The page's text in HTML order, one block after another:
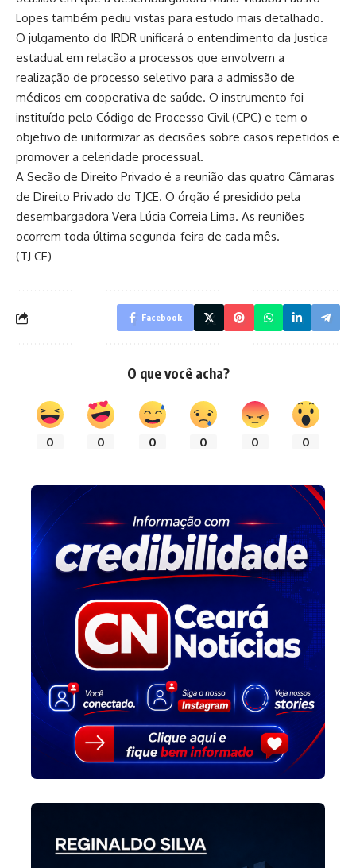
Lopes também pediu vistas para estudo mais detalhado.
O julgamento do IRDR unificará o entendimento da Justiça
estadual em relação a processos que envolvem a
realização de processo seletivo para a admissão de
médicos em cooperativa de saúde. O instrumento foi
instituído pelo Código de Processo Civil (CPC) e tem o
objetivo de uniformizar as decisões sobre casos repetidos e
promover a celeridade processual.
A Seção de Direito Privado é a reunião das quatro Câmaras
de Direito Privado do TJCE. O órgão é presidido pela
desembargadora Vera Lúcia Correia Lima. As reuniões
ocorrem toda última segunda-feira de cada mês.
(TJ CE)
Facebook
O que você acha?
0 0 0 0 0 0